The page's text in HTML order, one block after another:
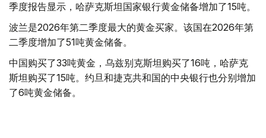
季度报告显示，哈萨克斯坦国家银行黄金储备增加了15吨。
波兰是2026年第二季度最大的黄金买家。该国在2026年第
二季度增加了51吨黄金储备。
中国购买了33吨黄金，乌兹别克斯坦购买了16吨，哈萨克
斯坦购买了15吨。约旦和捷克共和国的中央银行也分别增加
了6吨黄金储备。